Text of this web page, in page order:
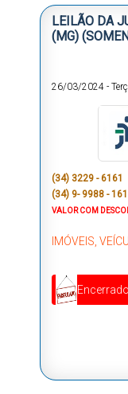
LEILÃO DA
(MG)
26/03/2024 -
(34) 3229 - 6161
(34) 9- 9988 -
VALOR COM
IMÓVEIS,
Encerrado